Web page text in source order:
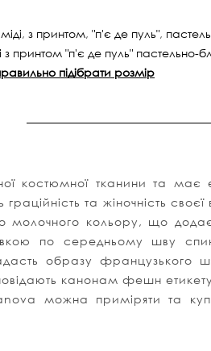
міді, з принтом, "п'є де пуль",
з принтом "п'є де пуль" пастельно-
підібрати розмір
костюмної тканини та
та жіночність
кольору, що додає
по середньому шву
образу французького
канонам фешн
можна приміряти та